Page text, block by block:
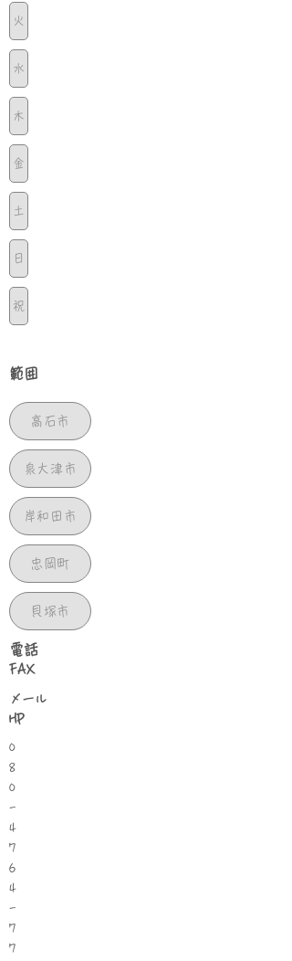
火
水
木
金
土
日
祝
範囲
高石市
泉大津市
岸和田市
忠岡町
貝塚市
​電話
FAX
​メール
HP
0
8
0
-
4
7
6
4
-
7
7